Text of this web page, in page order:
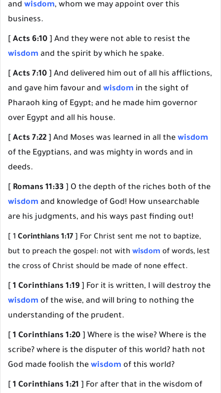
and wisdom, whom we may appoint over this
business.
Acts 6:10 ] And they were not able to resist the
wisdom and the spirit by which he spake.
Acts 7:10 ] And delivered him out of all his afflictions,
and gave him favour and wisdom in the sight of
Pharaoh king of Egypt; and he made him governor
over Egypt and all his house.
Acts 7:22 ] And Moses was learned in all the wisdom
of the Egyptians, and was mighty in words and in
deeds.
Romans 11:33 ] O the depth of the riches both of the
wisdom and knowledge of God! How unsearchable
are his judgments, and his ways past finding out!
[ 1 Corinthians 1:17 ] For Christ sent me not to baptize,
but to preach the gospel: not with wisdom of words, lest
the cross of Christ should be made of none effect.
1 Corinthians 1:19 ] For it is written, I will destroy the
wisdom of the wise, and will bring to nothing the
understanding of the prudent.
1 Corinthians 1:20 ] Where is the wise? Where is the
scribe? where is the disputer of this world? hath not
God made foolish the wisdom of this world?
1 Corinthians 1:21 ] For after that in the wisdom of